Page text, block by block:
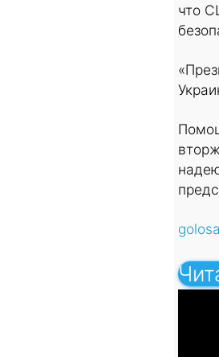
что